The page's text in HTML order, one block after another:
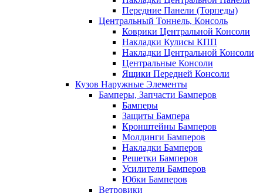
Передние Панели (Торпеды)
Центральный Тоннель, Консоль
Коврики Центральной Консоли
Накладки Кулисы КПП
Накладки Центральной Консоли
Центральные Консоли
Ящики Передней Консоли
Кузов Наружные Элементы
Бамперы, Запчасти Бамперов
Бамперы
Защиты Бампера
Кронштейны Бамперов
Молдинги Бамперов
Накладки Бамперов
Решетки Бамперов
Усилители Бамперов
Юбки Бамперов
Ветровики